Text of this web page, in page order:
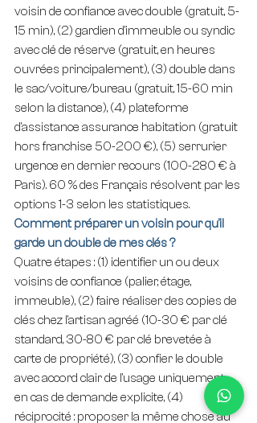
voisin de confiance avec double (gratuit, 5-
15 min), (2) gardien d'immeuble ou syndic
avec clé de réserve (gratuit, en heures
ouvrées principalement), (3) double dans
le sac/voiture/bureau (gratuit, 15-60 min
selon la distance), (4) plateforme
d'assistance assurance habitation (gratuit
hors franchise 50-200 €), (5) serrurier
urgence en dernier recours (100-280 € à
Paris). 60 % des Français résolvent par les
options 1-3 selon les statistiques.
Comment préparer un voisin pour qu'il
garde un double de mes clés ?
Quatre étapes : (1) identifier un ou deux
voisins de confiance (palier, étage,
immeuble), (2) faire réaliser des copies de
clés chez l'artisan agréé (10-30 € par clé
standard, 30-80 € par clé brevetée à
carte de propriété), (3) confier le double
avec accord clair de l'usage uniquement
en cas de demande explicite, (4)
réciprocité : proposer la même chose au